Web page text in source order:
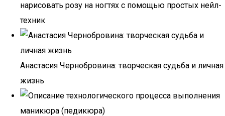
нарисовать розу на ногтях с помощью простых нейл-
техник
Анастасия Чернобровина: творческая судьба и личная
жизнь